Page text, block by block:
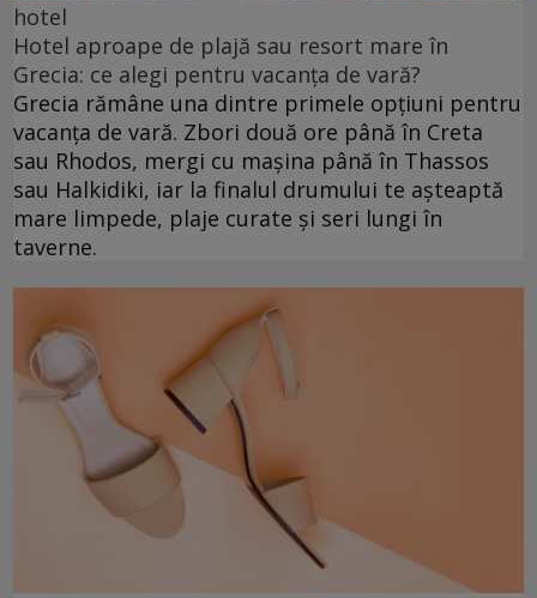
hotel
Hotel aproape de plajă sau resort mare în
Grecia: ce alegi pentru vacanța de vară?
Grecia rămâne una dintre primele opțiuni pentru
vacanța de vară. Zbori două ore până în Creta
sau Rhodos, mergi cu mașina până în Thassos
sau Halkidiki, iar la finalul drumului te așteaptă
mare limpede, plaje curate și seri lungi în
taverne.